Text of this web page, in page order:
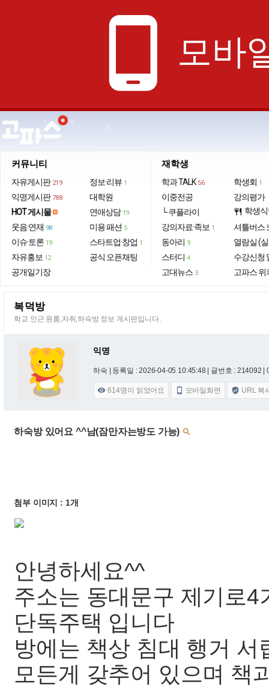
phone_android 모바
커뮤니티
자유게시판 219
익명게시판 788
HOT 게시물
웃음·연재 98
이슈·토론 19
자유홍보 12
공개일기장
정보·리뷰 1
대학원
연애상담 19
미용·패션 5
스타트업·창업 1
공식 오픈채팅
재학생
학과 TALK 56
이중전공
└ 쿠플라이
강의자료·족보 1
동아리 9
스터디 4
고대뉴스 3
학생회 1
강의평가
restaurant 학생
셔틀버스
열람실 (
수강신청
고파스 위
복덕방
학교 인근 원룸,자취,하숙방 정보 게시판입니다.
익명
하숙 | 등록일 : 2026-04-05 10:45:48 | 글번호 : 214092 |
 614명이 읽었어요  모바일화면  URL 복
하숙방 있어요 ^^남(잠만자는방도 가능) 
첨부 이미지 : 1개
안녕하세요^^
주소는 동대문구 제기로4
단독주택 입니다
방에는 책상 침대 행거 서
모든게 갖추어 있으며 책